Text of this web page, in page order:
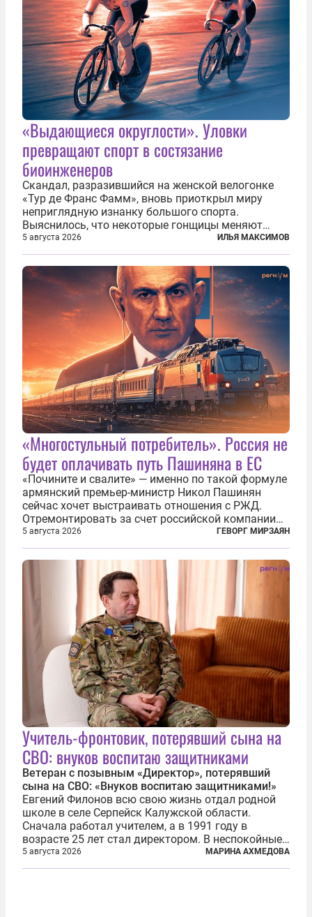
«Выдающиеся округлости». Уловки
превращают спорт в состязание
биоинженеров
Скандал, разразившийся на женской велогонке
«Тур де Франс Фамм», вновь приоткрыл миру
неприглядную изнанку большого спорта.
Выяснилось, что некоторые гонщицы меняют
размер груди ради улучшения аэродинамики. За
фасадом труда, мастерства, упорства и
благородства, которые мы привыкли
ассоциировать с...
5 августа 2026 ИЛЬЯ МАКСИМОВ
«Многостульный потребитель». Россия не
будет оплачивать путь Пашиняна в ЕС
«Почините и свалите» — именно по такой формуле
армянский премьер-министр Никол Пашинян
сейчас хочет выстраивать отношения с РЖД.
Отремонтировать за счет российской компании
железнодорожную инфраструктуру в районе
прохождения TRIPP (коридора, который должен
связать Азербайджан и Турцию через...
5 августа 2026 ГЕВОРГ МИРЗАЯН
Учитель-фронтовик, потерявший сына на
СВО: внуков воспитаю защитниками
Ветеран с позывным «Директор», потерявший
сына на СВО: «Внуков воспитаю защитниками!»
Евгений Филонов всю свою жизнь отдал родной
школе в селе Серпейск Калужской области.
Сначала работал учителем, а в 1991 году в
возрасте 25 лет стал директором. В неспокойные
90-е он сумел спасти школу от закрытия и со
временем сделал ее лучшей в районе. В 2023 году
5 августа 2026 МАРИНА АХМЕДОВА